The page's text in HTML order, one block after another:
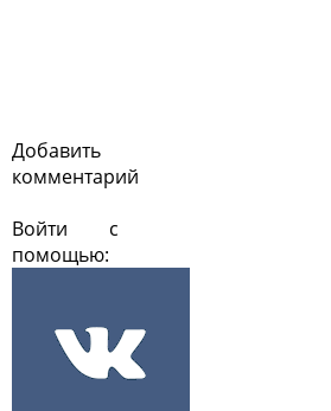
Добавить
комментарий
Войти с
помощью: